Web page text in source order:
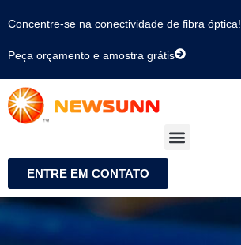
Concentre-se na conectividade de fibra óptica!
Peça orçamento e amostra grátis
ENTRE EM CONTATO